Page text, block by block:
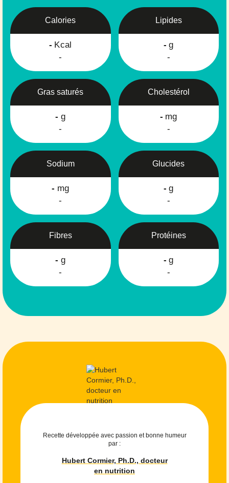
Calories
- Kcal
-
Lipides
- g
-
Gras saturés
- g
-
Cholestérol
- mg
-
Sodium
- mg
-
Glucides
- g
-
Fibres
- g
-
Protéines
- g
-
Recette développée avec passion et bonne humeur
par :
Hubert Cormier, Ph.D., docteur
en nutrition